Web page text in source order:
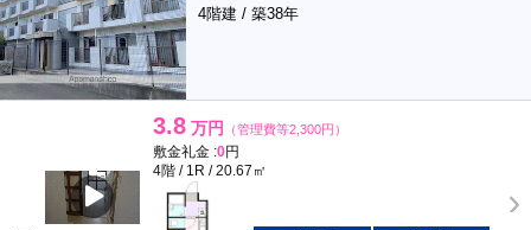
4階建 / 築38年
3.8 万円 （管理費等2,300円）
敷金礼金 :0円
4階 / 1R / 20.67㎡